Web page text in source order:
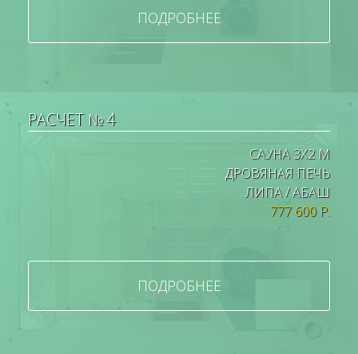
ПОДРОБНЕЕ
РАСЧЕТ № 4
САУНА 3Х2 М
ДРОВЯНАЯ ПЕЧЬ
ЛИПА / АБАШ
777 600 Р.
ПОДРОБНЕЕ